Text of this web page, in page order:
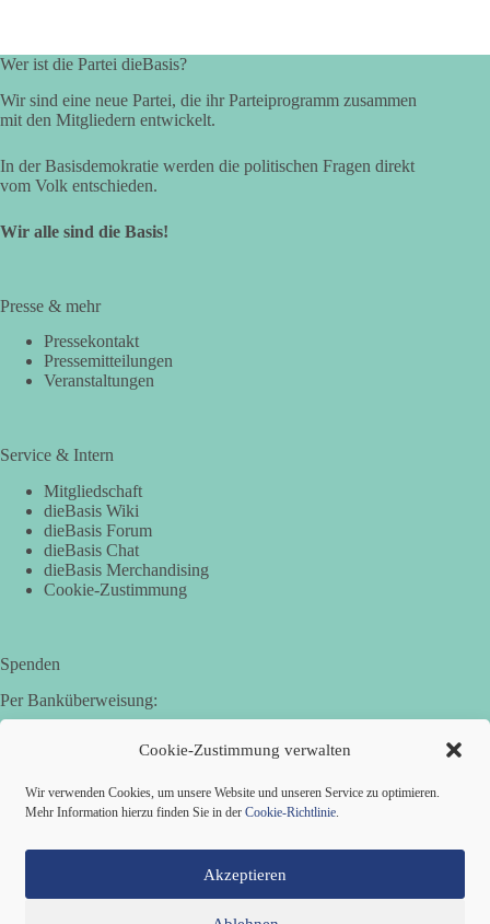
Cookie-Zustimmung verwalten
Wir verwenden Cookies, um unsere Website und unseren Service zu optimieren.
Mehr Information hierzu finden Sie in der Cookie-Richtlinie.
Akzeptieren
Wer ist die Partei dieBasis?
Wir sind eine neue Partei, die ihr Parteiprogramm zusammen
mit den Mitgliedern entwickelt.
In der Basisdemokratie werden die politischen Fragen direkt
vom Volk entschieden.
Wir alle sind die Basis!
Presse & mehr
Pressekontakt
Pressemitteilungen
Veranstaltungen
Service & Intern
Mitgliedschaft
dieBasis Wiki
dieBasis Forum
dieBasis Chat
dieBasis Merchandising
Cookie-Zustimmung
Spenden
Per Banküberweisung:
Basisdemokratische Partei Deutschland in Bayern e.V.
IBAN: DE95 7205 1210 0006 3365 31
BIC: BYLADEM1AIC